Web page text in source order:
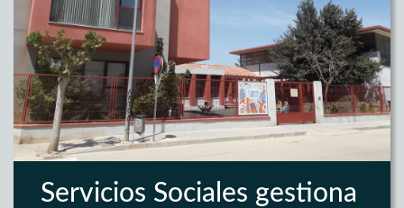
Servicios Sociales gestiona